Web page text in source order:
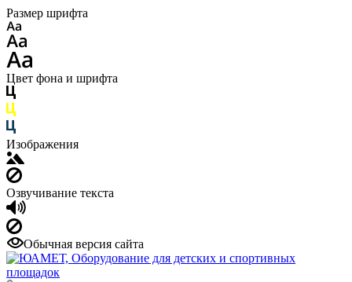
Размер шрифта
Цвет фона и шрифта
Изображения
Озвучивание текста
Обычная версия сайта